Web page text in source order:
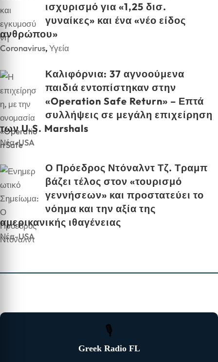
ισχυρισμό για «1,25 δισ.
γυναίκες» και ένα «νέο είδος
ανθρώπου»
Coronavirus,Υγεία
Καλιφόρνια: 37 αγνοούμενα
παιδιά εντοπίστηκαν στην
«Operation Safe Return» – Επτά
συλλήψεις σε μεγάλη επιχείρηση
των U.S. Marshals
Νέα-USA
Ο Πρόεδρος Ντόναλντ Τζ. Τραμπ
βάζει τέλος στον «τουρισμό
γεννήσεων» και προστατεύει το
νόημα και την αξία της
αμερικανικής ιθαγένειας
Νέα-USA
🎙
Greek Radio FL